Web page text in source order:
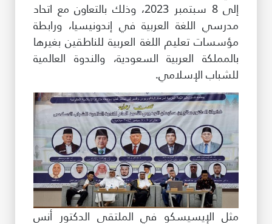
©حقوق الطبع والنشر للإيسيسكو. جميع الحقوق محفوظة.
شروط الاستخدام
سياسة الخصوصية
حقوق النسخ
إخلاء المسؤولية
سياسة وإجراءات أمن نظم المعلومات
سياسة وإجراءات الذكاء الاصطناعي
إلى 8 سبتمبر 2023، وذلك بالتعاون مع اتحاد
مدرسي اللغة العربية في إندونيسيا، ورابطة
مؤسسات تعليم اللغة العربية للناطقين بغيرها
بالمملكة العربية السعودية، والندوة العالمية
للشباب الإسلامي.
مثل الإيسيسكو في الملتقى الدكتور أنس